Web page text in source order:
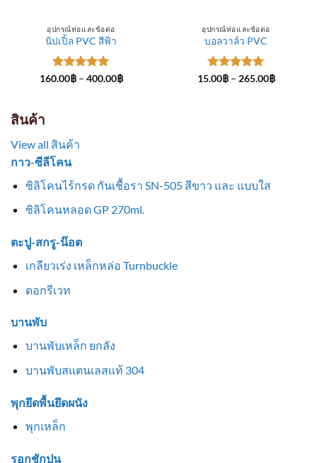
อุปกรณ์ท่อและข้อต่อ
นิปเปิ้ล PVC สีฟ้า
ให้คะแนน
160.00฿ – 400.00฿Price
อุปกรณ์ท่อและข้อต่อ
บอลวาล์ว PVC
ให้คะแนน
15.00฿ – 265.00฿Price
สินค้า
View all สินค้า
กาว-ซีลีโคน
ซิลิโคนไร้กรด กันเชื้อรา SN-505 สีขาว และ แบบใส
ซิลิโคนหลอด GP 270ml.
ตะปู-สกรู-น๊อต
เกลียวเร่ง เหล็กหล่อ Turnbuckle
ดอกรีเวท
บานพับ
บานพับเหล็ก ยกลัง
บานพับสแตนเลสแท้ 304
พุกยึดพื้นยึดผนัง
พุกเหล็ก
รอกชักปูน